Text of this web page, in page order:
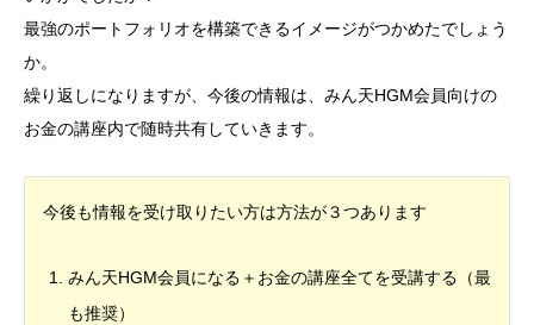
最強のポートフォリオを構築できるイメージがつかめたでしょう
か。
繰り返しになりますが、今後の情報は、みん天HGM会員向けの
お金の講座内で随時共有していきます。
今後も情報を受け取りたい方は方法が３つあります
みん天HGM会員になる＋お金の講座全てを受講する（最
も推奨）